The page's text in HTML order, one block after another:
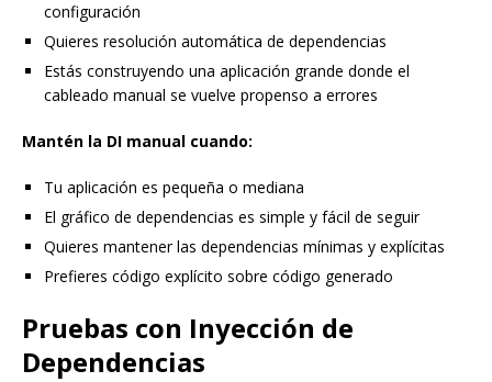
configuración
Quieres resolución automática de dependencias
Estás construyendo una aplicación grande donde el
cableado manual se vuelve propenso a errores
Mantén la DI manual cuando:
Tu aplicación es pequeña o mediana
El gráfico de dependencias es simple y fácil de seguir
Quieres mantener las dependencias mínimas y explícitas
Prefieres código explícito sobre código generado
Pruebas con Inyección de
Dependencias